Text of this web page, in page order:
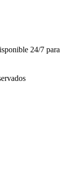
24/7 para